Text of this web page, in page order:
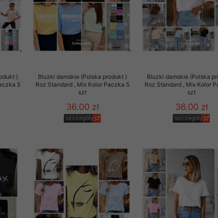
)
5
Bluzki damskie (Polska produkt )
Roz Standard , Mix Kolor Paczka 5
szt
36.00 zł
szczegóły
Bluzki damskie (Polska
Roz Standard , Mix Kolor
szt
36.00 zł
szczegóły
przez OMEZ
oraz usunięcia
zautomatyzowanemu
Twoich
osobowych.